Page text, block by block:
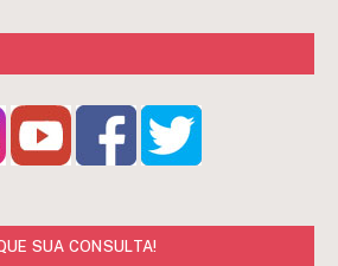
SUA CONSULTA!